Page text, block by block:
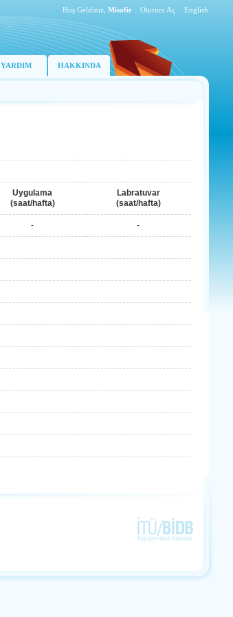
Hoş Geldiniz, Misafir Oturum Aç English
YARDIM HAKKINDA
Uygulama
(saat/hafta)
Labratuvar
(saat/hafta)
- -